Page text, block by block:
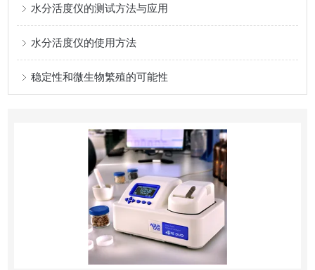
水分活度仪的测试方法与应用
水分活度仪的使用方法
稳定性和微生物繁殖的可能性